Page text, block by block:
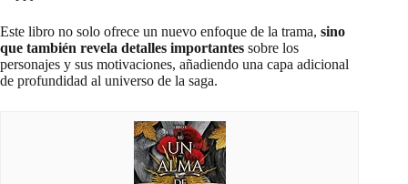
Este libro no solo ofrece un nuevo enfoque de la trama, sino
que también revela detalles importantes sobre los
personajes y sus motivaciones, añadiendo una capa adicional
de profundidad al universo de la saga.